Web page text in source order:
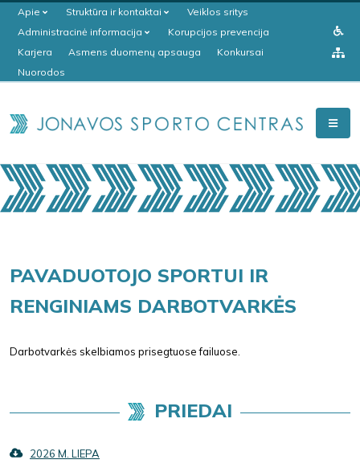
Apie Struktūra ir kontaktai
Veiklos sritys
Administracinė informacija
Korupcijos prevencija
Karjera
Asmens duomenų apsauga
Konkursai
Nuorodos
PAVADUOTOJO SPORTUI IR
RENGINIAMS DARBOTVARKĖS
Darbotvarkės skelbiamos prisegtuose failuose.
PRIEDAI
2026 M. LIEPA